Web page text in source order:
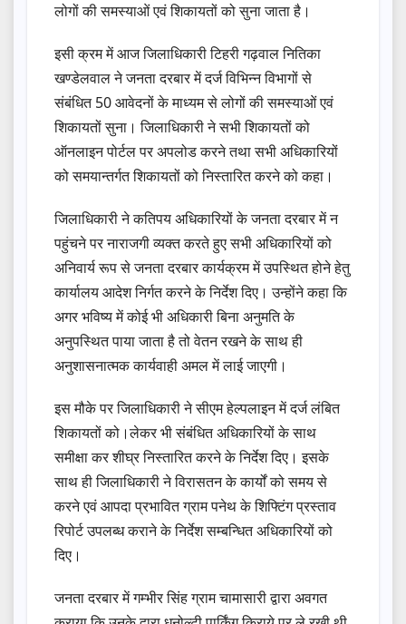
लोगों की समस्याओं एवं शिकायतों को सुना जाता है।
इसी क्रम में आज जिलाधिकारी टिहरी गढ़वाल नितिका
खण्डेलवाल ने जनता दरबार में दर्ज विभिन्न विभागों से
संबंधित 50 आवेदनों के माध्यम से लोगों की समस्याओं एवं
शिकायतों सुना। जिलाधिकारी ने सभी शिकायतों को
ऑनलाइन पोर्टल पर अपलोड करने तथा सभी अधिकारियों
को समयान्तर्गत शिकायतों को निस्तारित करने को कहा।
जिलाधिकारी ने कतिपय अधिकारियों के जनता दरबार में न
पहुंचने पर नाराजगी व्यक्त करते हुए सभी अधिकारियों को
अनिवार्य रूप से जनता दरबार कार्यक्रम में उपस्थित होने हेतु
कार्यालय आदेश निर्गत करने के निर्देश दिए। उन्होंने कहा कि
अगर भविष्य में कोई भी अधिकारी बिना अनुमति के
अनुपस्थित पाया जाता है तो वेतन रखने के साथ ही
अनुशासनात्मक कार्यवाही अमल में लाई जाएगी।
इस मौके पर जिलाधिकारी ने सीएम हेल्पलाइन में दर्ज लंबित
शिकायतों को।लेकर भी संबंधित अधिकारियों के साथ
समीक्षा कर शीघ्र निस्तारित करने के निर्देश दिए। इसके
साथ ही जिलाधिकारी ने विरासतन के कार्यों को समय से
करने एवं आपदा प्रभावित ग्राम पनेथ के शिफ्टिंग प्रस्ताव
रिपोर्ट उपलब्ध कराने के निर्देश सम्बन्धित अधिकारियों को
दिए।
जनता दरबार में गम्भीर सिंह ग्राम चामासारी द्वारा अवगत